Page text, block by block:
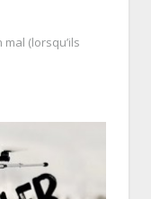
(lorsqu’ils